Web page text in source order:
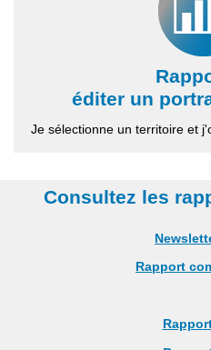
éditer un
Je sélectionne un territoire et
Consultez les
Rapport